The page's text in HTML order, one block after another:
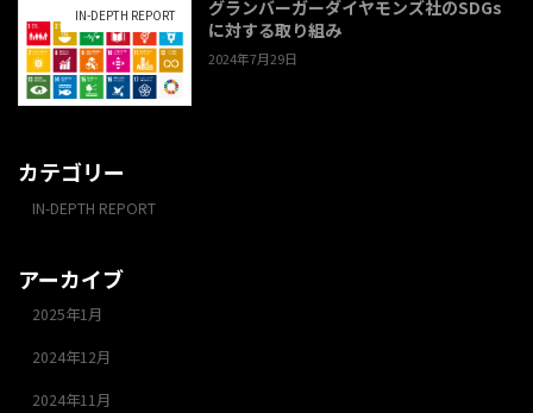
IN-DEPTH REPORT
グランバーガーダイヤモンズ社のSDGs
に対する取り組み
2024年7月29日
カテゴリー
IN-DEPTH REPORT
アーカイブ
2025年1月
2024年12月
2024年11月